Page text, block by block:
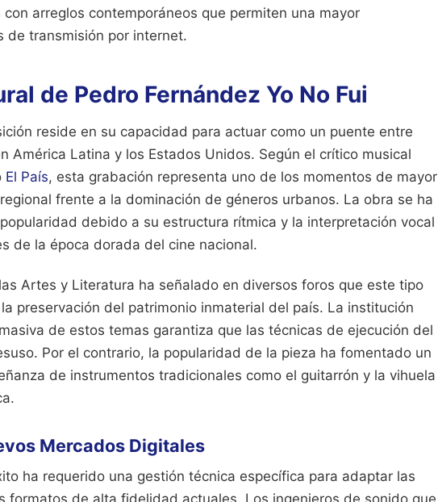
arreglos contemporáneos que permiten una mayor
de transmisión por internet.
de Pedro Fernández Yo No Fui
reside en su capacidad para actuar como un puente entre
América Latina y los Estados Unidos. Según el crítico musical
El País, esta grabación representa uno de los momentos de mayor
frente a la dominación de géneros urbanos. La obra se ha
debido a su estructura rítmica y la interpretación vocal
de la época dorada del cine nacional.
Artes y Literatura ha señalado en diversos foros que este tipo
preservación del patrimonio inmaterial del país. La institución
de estos temas garantiza que las técnicas de ejecución del
Por el contrario, la popularidad de la pieza ha fomentado un
de instrumentos tradicionales como el guitarrón y la vihuela
Mercados Digitales
ha requerido una gestión técnica específica para adaptar las
formatos de alta fidelidad actuales. Los ingenieros de sonido que